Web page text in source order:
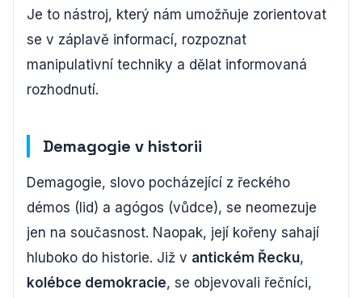
Je to nástroj, který nám umožňuje zorientovat
se v záplavě informací, rozpoznat
manipulativní techniky a dělat informovaná
rozhodnutí.
Demagogie v historii
Demagogie, slovo pocházející z řeckého
démos (lid) a agógos (vůdce), se neomezuje
jen na současnost. Naopak, její kořeny sahají
hluboko do historie. Již v antickém Řecku,
kolébce demokracie, se objevovali řečníci,